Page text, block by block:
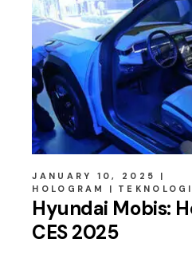
JANUARY 10, 2025
HOLOGRAM
TEKNOLOGI
Hyundai Mobis:
CES 2025